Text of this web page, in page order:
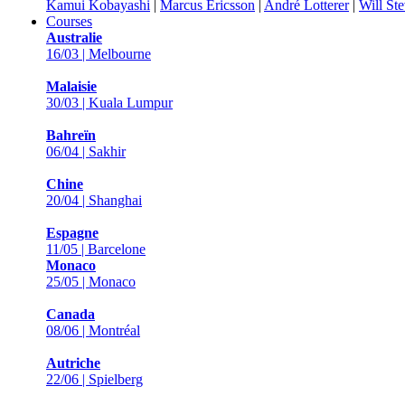
Kamui Kobayashi | Marcus Ericsson | André Lotterer| Will
Courses
Australie
16/03 | Melbourne
Malaisie
30/03 | Kuala Lumpur
Bahreïn
06/04 | Sakhir
Chine
20/04 | Shanghai
Espagne
11/05 | Barcelone
Monaco
25/05 | Monaco
Canada
08/06 | Montréal
Autriche
22/06 | Spielberg